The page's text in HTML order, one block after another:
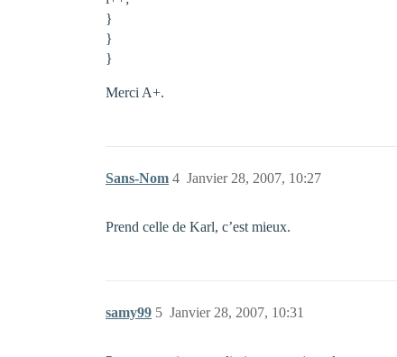
}
}
}
Merci A+.
Sans-Nom Janvier 28, 2007, 10:27
4
Prend celle de Karl, c’est mieux.
samy99 Janvier 28, 2007, 10:31
5